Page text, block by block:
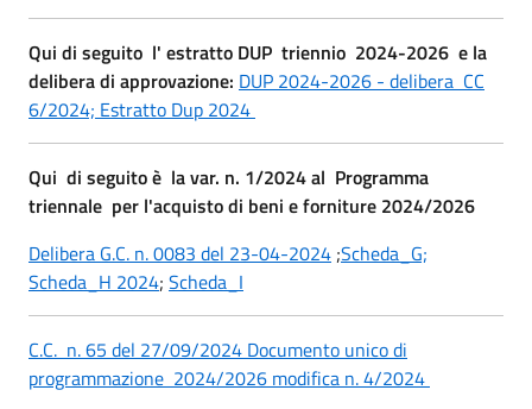
Qui di seguito l' estratto DUP triennio 2024-2026 e la
delibera di approvazione: DUP 2024-2026 - delibera CC
6/2024; Estratto Dup 2024
Qui di seguito è la var. n. 1/2024 al Programma
triennale per l'acquisto di beni e forniture 2024/2026
Delibera G.C. n. 0083 del 23-04-2024 ;Scheda_G;
Scheda_H 2024; Scheda_I
C.C. n. 65 del 27/09/2024 Documento unico di
programmazione 2024/2026 modifica n. 4/2024